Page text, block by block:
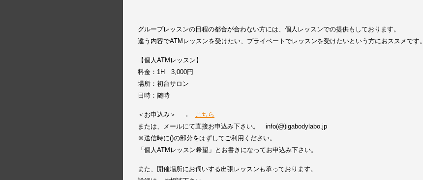
グループレッスンの日程の都合が合わない方には、個人レッスンでの提供もしております。
違う内容でATMレッスンを受けたい、プライベートでレッスンを受けたいという方におススメです。
【個人ATMレッスン】
料金：1H 3,000円
場所：初台サロン
日時：随時
＜お申込み＞ →
こちら
または、メールにて直接お申込み下さい。 info(@)igabodylabo.jp
※送信時に()の部分をはずしてご利用ください。
「個人ATMレッスン希望」とお書きになってお申込み下さい。
また、開催場所にお伺いする出張レッスンも承っております。